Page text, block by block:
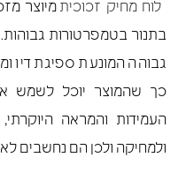
לוח מחיק זכוכית מיוצר
בתנור בטמפרטורות
גבוהה המונעת ספיגת דיו
כך שהמוצר יוכל לשמש
העמידות והמראה
ולמחיקה ולכן הם נחשבים